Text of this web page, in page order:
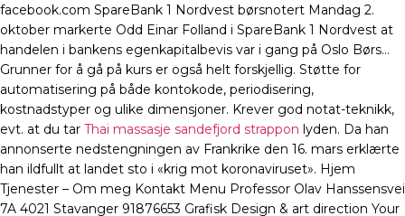
facebook.com SpareBank 1 Nordvest børsnotert Mandag 2.
oktober markerte Odd Einar Folland i SpareBank 1 Nordvest at
handelen i bankens egenkapitalbevis var i gang på Oslo Børs…
Grunner for å gå på kurs er også helt forskjellig. Støtte for
automatisering på både kontokode, periodisering,
kostnadstyper og ulike dimensjoner. Krever god notat-teknikk,
evt. at du tar Thai massasje sandefjord strappon lyden. Da han
annonserte nedstengningen av Frankrike den 16. mars erklærte
han ildfullt at landet sto i «krig mot koronaviruset». Hjem
Tjenester – Om meg Kontakt Menu Professor Olav Hanssensvei
7A 4021 Stavanger 91876653 Grafisk Design & art direction Your